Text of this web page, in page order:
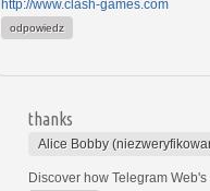
http://www.clash-games.com
odpowiedz
thanks
Alice Bobby
Discover how Telegram